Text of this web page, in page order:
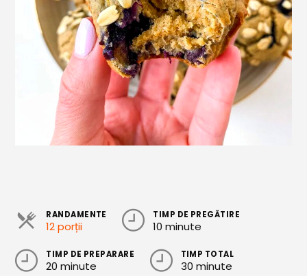
Ceva Dulce
Biscuiți, Bomboane și
Fursecuri
Brioșe și Checuri
Budinci, Jeleuri și Sufleuri
Cheesecake
Cozonaci
Prăjituri
Conserve
RANDAMENTE
12 porții
TIMP DE PREGĂTIRE
10 minute
TIMP DE PREPARARE
20 minute
TIMP TOTAL
30 minute